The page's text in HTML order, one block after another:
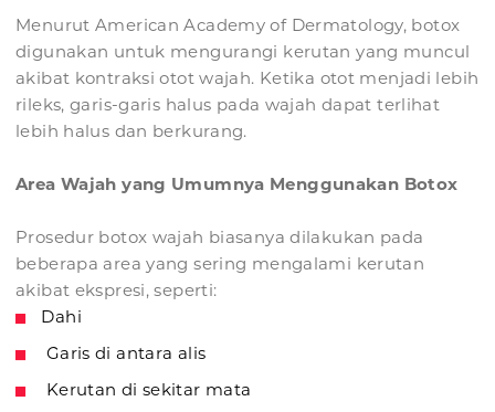
Menurut American Academy of Dermatology, botox
digunakan untuk mengurangi kerutan yang muncul
akibat kontraksi otot wajah. Ketika otot menjadi lebih
rileks, garis-garis halus pada wajah dapat terlihat
lebih halus dan berkurang.
Area Wajah yang Umumnya Menggunakan Botox
Prosedur botox wajah biasanya dilakukan pada
beberapa area yang sering mengalami kerutan
akibat ekspresi, seperti:
Dahi
Garis di antara alis
Kerutan di sekitar mata